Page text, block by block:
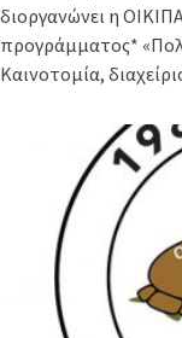
διοργανώνει η
προγράμματος*
Καινοτομία,